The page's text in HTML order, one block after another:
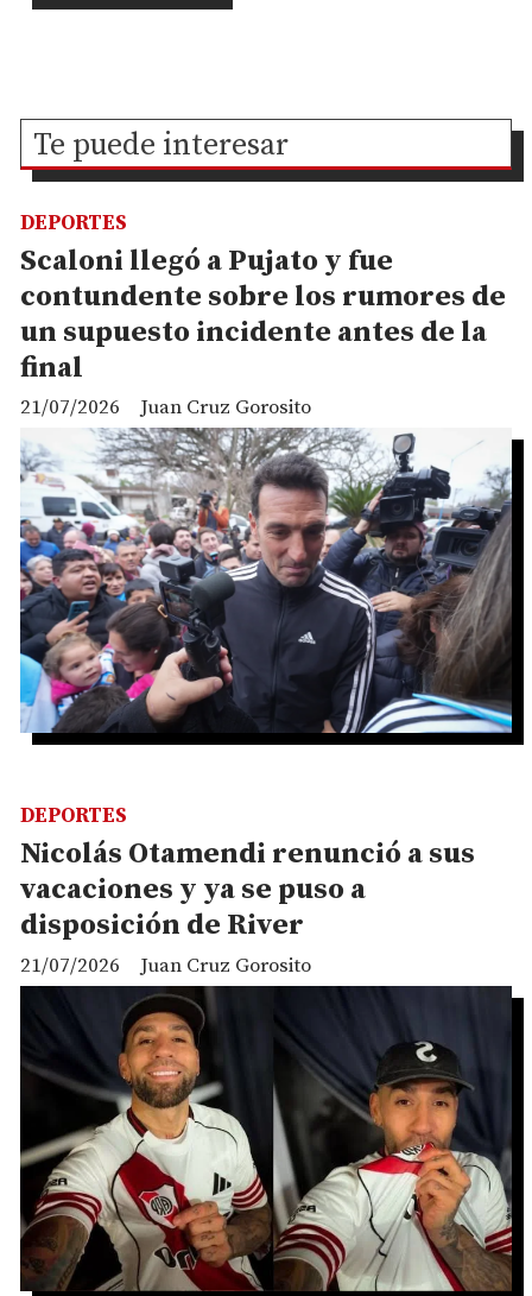
Te puede interesar
Scaloni llegó a Pujato y fue
contundente sobre los rumores de
un supuesto incidente antes de la
final
Juan Cruz Gorosito
DEPORTES
21/07/2026
Nicolás Otamendi renunció a sus
vacaciones y ya se puso a
disposición de River
Juan Cruz Gorosito
DEPORTES
21/07/2026